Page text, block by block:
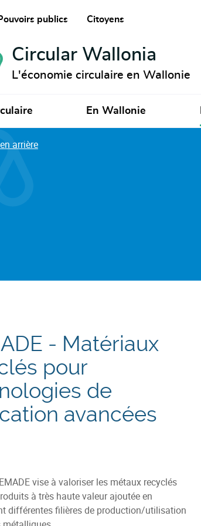
publics Citoyens
Circular Wallonia
L'économie circulaire en Wallonie
En Wallonie
arrière
- Matériaux
pour
de
avancées
vise à valoriser les métaux recyclés
à très haute valeur ajoutée en
différentes filières de production/utilisation